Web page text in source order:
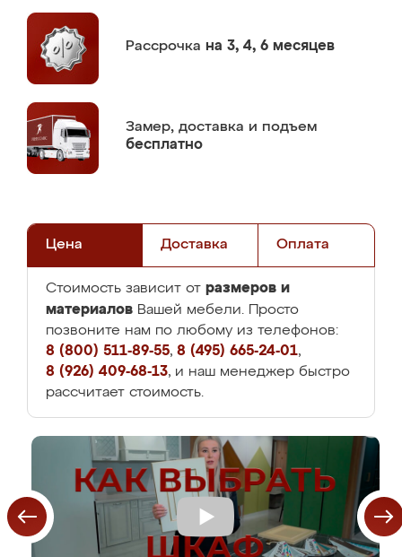
Рассрочка на 3, 4, 6 месяцев
Замер, доставка и подъем
бесплатно
Цена Доставка Оплата
Стоимость зависит от размеров и
материалов Вашей мебели. Просто
позвоните нам по любому из телефонов:
8 (800) 511-89-55, 8 (495) 665-24-01,
8 (926) 409-68-13, и наш менеджер быстро
рассчитает стоимость.